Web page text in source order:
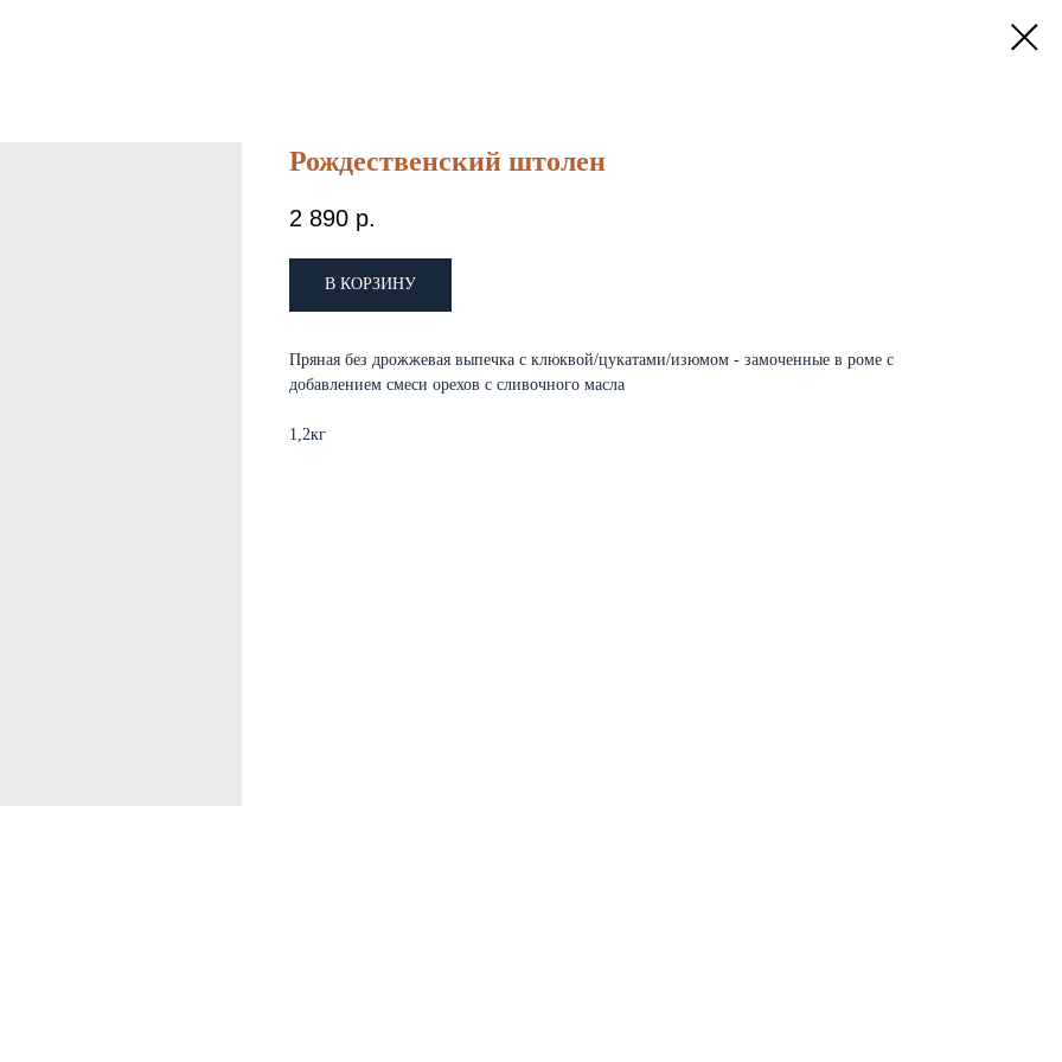
Рождественский штолен
2 890 р.
В КОРЗИНУ
Пряная без дрожжевая выпечка с клюквой/цукатами/изюмом - замоченные в роме с
добавлением смеси орехов с сливочного масла
1,2кг